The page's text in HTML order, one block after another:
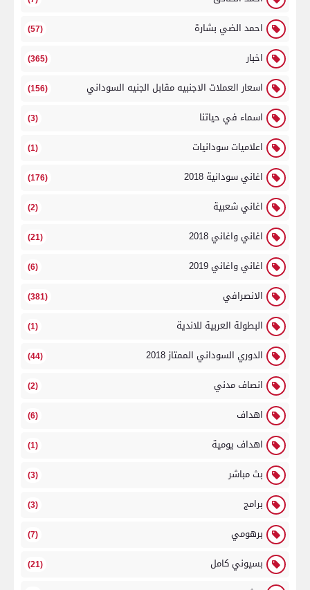
احمد الضي بشارة (57)
اخبار (365)
اسعار العملات الاجنبيه مقابل الجنيه السوداني (156)
اسماء في حياتنا (3)
اعلاميات سودانيات (1)
اغاني سودانية 2018 (176)
اغاني شعبية (2)
اغاني واغاني 2018 (21)
اغاني واغاني 2019 (6)
الانصرافي (381)
البطولة العربية للاندية (1)
الدوري السوداني الممتاز 2018 (44)
انصاف مدني (2)
اهداف (6)
اهداف يومية (1)
بث مباشر (3)
برامج (3)
برهومي (7)
بسيوني كامل (21)